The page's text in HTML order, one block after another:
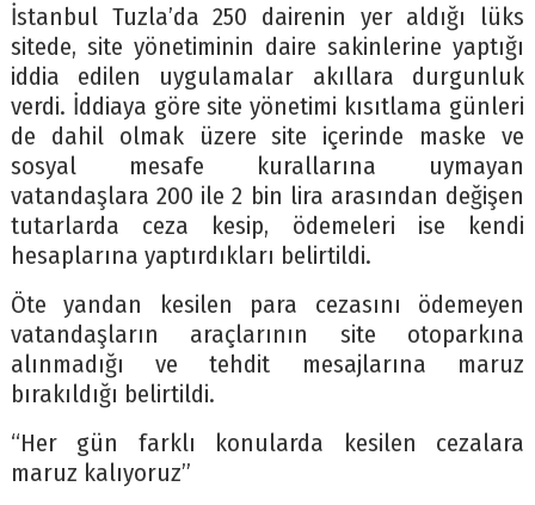
İstanbul Tuzla’da 250 dairenin yer aldığı lüks
sitede, site yönetiminin daire sakinlerine yaptığı
iddia edilen uygulamalar akıllara durgunluk
verdi. İddiaya göre site yönetimi kısıtlama günleri
de dahil olmak üzere site içerinde maske ve
sosyal mesafe kurallarına uymayan
vatandaşlara 200 ile 2 bin lira arasından değişen
tutarlarda ceza kesip, ödemeleri ise kendi
hesaplarına yaptırdıkları belirtildi.
Öte yandan kesilen para cezasını ödemeyen
vatandaşların araçlarının site otoparkına
alınmadığı ve tehdit mesajlarına maruz
bırakıldığı belirtildi.
“Her gün farklı konularda kesilen cezalara
maruz kalıyoruz”